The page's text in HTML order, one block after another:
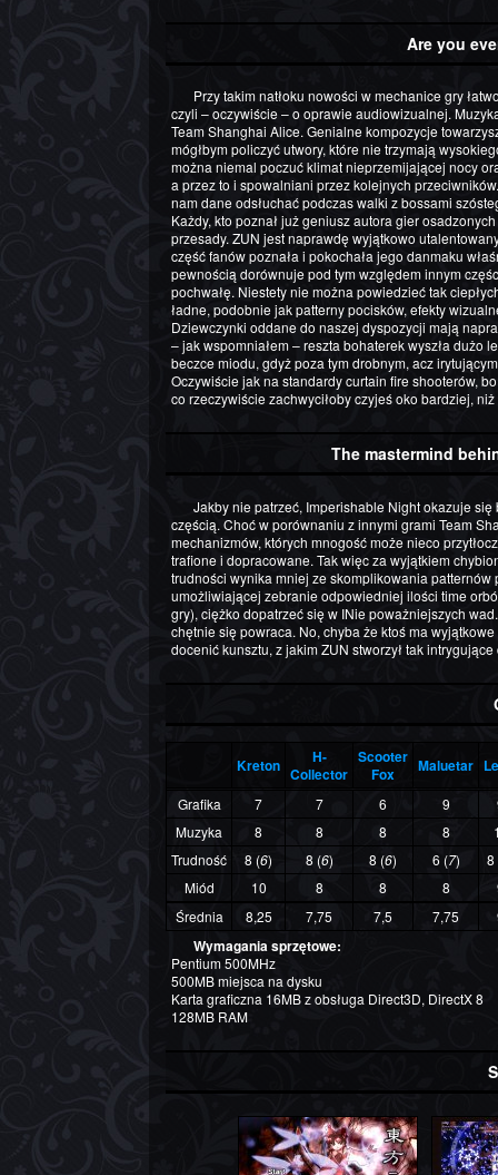
Are you
Przy takim natłoku nowości w mechanice gry łatwo zapomnieć o tym, co od zawsze wyróżniało serię Touhou,
czyli – oczywiście – o oprawie audiowizualnej.
Team Shanghai Alice. Genialne kompozycje
mógłbym policzyć utwory, które nie trzymają
można niemal poczuć klimat nieprzemijającej nocy
a przez to i spowalniani przez kolejnych
nam dane odsłuchać podczas walki z bossami
Każdy, kto poznał już geniusz autora gier
przesady. ZUN jest naprawdę wyjątkowo
część fanów poznała i pokochała jego danmaku
pewnością dorównuje pod tym względem innym
pochwałę. Niestety nie można powiedzieć tak
ładne, podobnie jak patterny pocisków, efekty
Dziewczynki oddane do naszej dyspozycji mają
– jak wspomniałem – reszta bohaterek wyszła dużo
beczce miodu, gdyż poza tym drobnym, acz
Oczywiście jak na standardy curtain fire shooterów,
co rzeczywiście zachwyciłoby czyjeś oko bardziej,
The mastermind
Jakby nie patrzeć, Imperishable Night okazuje się być, mimo paru niedociągnięć, nader oryginalną i udaną
częścią. Choć w porównaniu z innymi grami Team
mechanizmów, których mnogość może nieco
trafione i dopracowane. Tak więc za wyjątkiem
trudności wynika mniej ze skomplikowania
umożliwiającej zebranie odpowiedniej ilości time
gry), ciężko dopatrzeć się w INie poważniejszych
chętnie się powraca. No, chyba że ktoś ma
docenić kunsztu, z jakim ZUN stworzył tak
Kreton
H-
Collector
Scooter
Fox
Maluetar
Średnia 8,25 7,75 7,5 7,75
Grafika 7 7 6 9
Muzyka
8 8 8 8
Trudność
8 (6) 8 (6) 8 (6) 6 (7)
8
Miód
10 8 8 8
Wymagania sprzętowe:
Pentium 500MHz
500MB miejsca na dysku
Karta graficzna 16MB z obsługa Direct3D, DirectX 8
128MB RAM